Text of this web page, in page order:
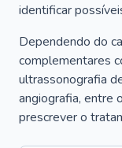
identificar
Dependendo do
complementares
ultrassonografia
angiografia, entre
prescrever o